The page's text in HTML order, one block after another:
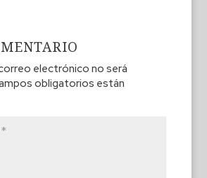
electrónico no será
obligatorios están